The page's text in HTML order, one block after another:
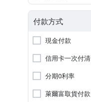
付款方式
現金付款
信用卡一次付清
分期0利率
萊爾富取貨付款